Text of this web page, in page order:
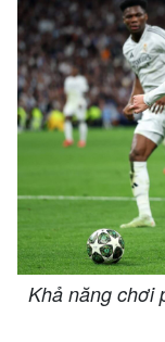
Khả năng chơi